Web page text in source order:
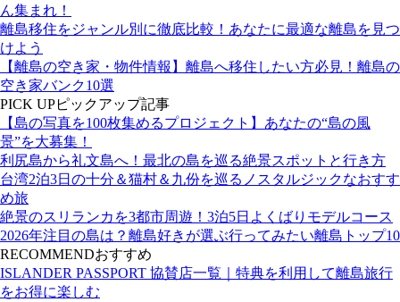
ん集まれ！
離島移住をジャンル別に徹底比較！あなたに最適な離島を見つ
けよう
【離島の空き家・物件情報】離島へ移住したい方必見！離島の
空き家バンク10選
PICK UPピックアップ記事
【島の写真を100枚集めるプロジェクト】あなたの“島の風
景”を大募集！
利尻島から礼文島へ！最北の島を巡る絶景スポットと行き方
台湾2泊3日の十分＆猫村＆九份を巡るノスタルジックなおすす
め旅
絶景のスリランカを3都市周遊！3泊5日よくばりモデルコース
2026年注目の島は？離島好きが選ぶ行ってみたい離島トップ10
RECOMMENDおすすめ
ISLANDER PASSPORT 協賛店一覧｜特典を利用して離島旅行
をお得に楽しむ